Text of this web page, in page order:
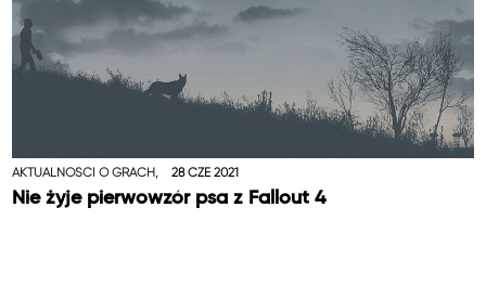
AKTUALNOŚCI O GRACH, 28 CZE 2021
Nie żyje pierwowzór psa z Fallout 4